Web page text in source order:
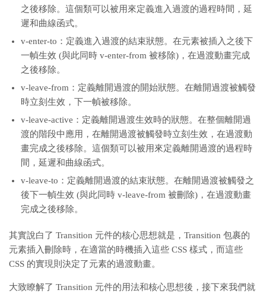
之後移除。這個類可以被用來定義進入過渡的過程時間，延
遲和曲線函式。
v-enter-to：定義進入過渡的結束狀態。在元素被插入之後下
一幀生效 (與此同時 v-enter-from 被移除)，在過渡動畫完成
之後移除。
v-leave-from：定義離開過渡的開始狀態。在離開過渡被觸發
時立刻生效，下一幀被移除。
v-leave-active：定義離開過渡生效時的狀態。在整個離開過
渡的階段中應用，在離開過渡被觸發時立刻生效，在過渡動
畫完成之後移除。這個類可以被用來定義離開過渡的過程時
間，延遲和曲線函式。
v-leave-to：定義離開過渡的結束狀態。在離開過渡被觸發之
後下一幀生效 (與此同時 v-leave-from 被刪除)，在過渡動畫
完成之後移除。
其實說白了 Transition 元件的核心思想就是，Transition 包裹的
元素插入刪除時，在適當的時機插入這些 CSS 樣式，而這些
CSS 的實現則決定了元素的過渡動畫。
大致瞭解了 Transition 元件的用法和核心思想後，接下來我們就